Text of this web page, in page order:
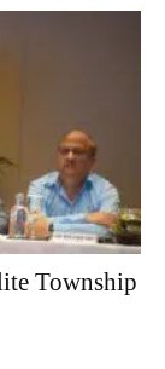
Township